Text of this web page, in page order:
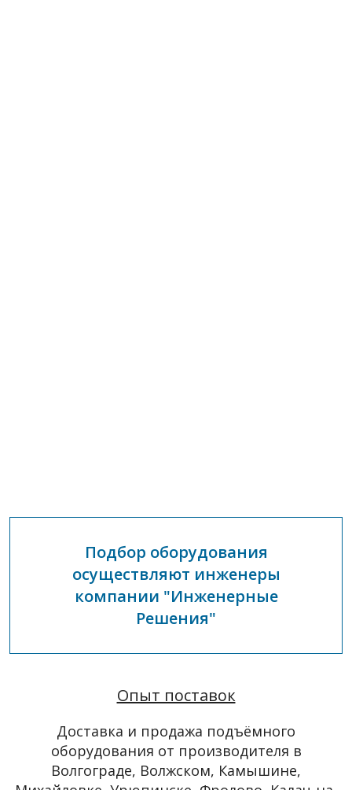
Подбор оборудования
осуществляют инженеры
компании "Инженерные
Решения"
Опыт поставок
Доставка и продажа подъёмного
оборудования от производителя в
Волгограде, Волжском, Камышине,